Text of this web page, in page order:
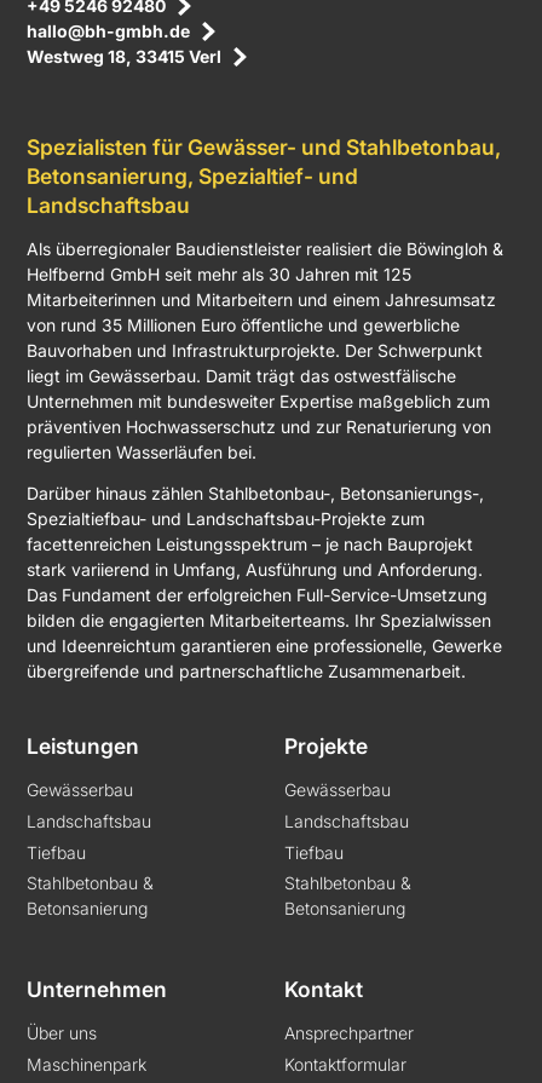
+49 5246 92480
hallo@bh-gmbh.de
Westweg 18, 33415 Verl
Spezialisten für Gewässer- und Stahlbetonbau,
Betonsanierung, Spezialtief- und
Landschaftsbau
Als überregionaler Baudienstleister realisiert die Böwingloh &
Helfbernd GmbH seit mehr als 30 Jahren mit 125
Mitarbeiterinnen und Mitarbeitern und einem Jahresumsatz
von rund 35 Millionen Euro öffentliche und gewerbliche
Bauvorhaben und Infrastrukturprojekte. Der Schwerpunkt
liegt im Gewässerbau. Damit trägt das ostwestfälische
Unternehmen mit bundesweiter Expertise maßgeblich zum
präventiven Hochwasserschutz und zur Renaturierung von
regulierten Wasserläufen bei.
Darüber hinaus zählen Stahlbetonbau-, Betonsanierungs-,
Spezialtiefbau- und Landschaftsbau-Projekte zum
facettenreichen Leistungsspektrum – je nach Bauprojekt
stark variierend in Umfang, Ausführung und Anforderung.
Das Fundament der erfolgreichen Full-Service-Umsetzung
bilden die engagierten Mitarbeiterteams. Ihr Spezialwissen
und Ideenreichtum garantieren eine professionelle, Gewerke
übergreifende und partnerschaftliche Zusammenarbeit.
Leistungen
Gewässerbau
Landschaftsbau
Tiefbau
Stahlbetonbau &
Betonsanierung
Projekte
Gewässerbau
Landschaftsbau
Tiefbau
Stahlbetonbau &
Betonsanierung
Unternehmen
Über uns
Maschinenpark
Kontakt
Ansprechpartner
Kontaktformular